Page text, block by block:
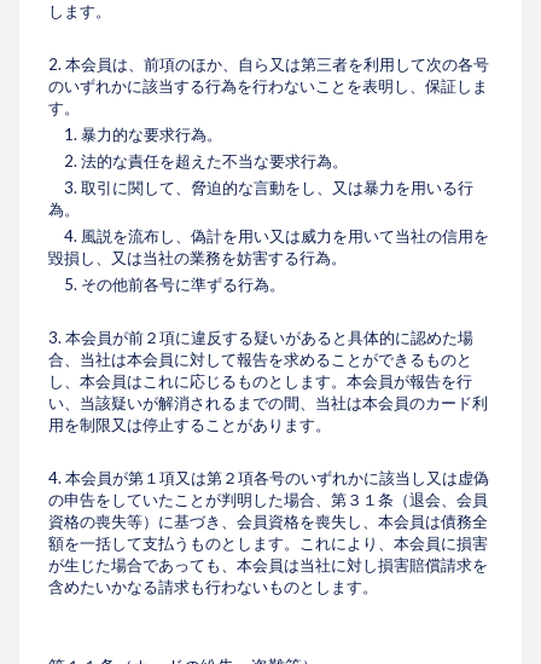
します。
2. 本会員は、前項のほか、⾃ら又は第三者を利⽤して次の各号
のいずれかに該当する⾏為を⾏わないことを表明し、保証しま
す。
1. 暴⼒的な要求⾏為。
2. 法的な責任を超えた不当な要求⾏為。
3. 取引に関して、脅迫的な⾔動をし、又は暴⼒を⽤いる⾏
為。
4. ⾵説を流布し、偽計を⽤い又は威⼒を⽤いて当社の信⽤を
毀損し、又は当社の業務を妨害する⾏為。
5. その他前各号に準ずる⾏為。
3. 本会員が前２項に違反する疑いがあると具体的に認めた場
合、当社は本会員に対して報告を求めることができるものと
し、本会員はこれに応じるものとします。本会員が報告を⾏
い、当該疑いが解消されるまでの間、当社は本会員のカード利
⽤を制限又は停⽌することがあります。
4. 本会員が第１項又は第２項各号のいずれかに該当し又は虚偽
の申告をしていたことが判明した場合、第３１条（退会、会員
資格の喪失等）に基づき、会員資格を喪失し、本会員は債務全
額を⼀括して⽀払うものとします。これにより、本会員に損害
が⽣じた場合であっても、本会員は当社に対し損害賠償請求を
含めたいかなる請求も⾏わないものとします。